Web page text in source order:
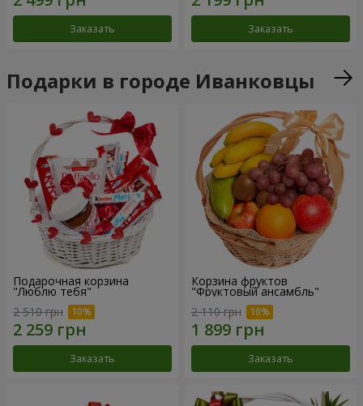
Заказать Заказать
Подарки в городе Иванковцы
Подарочная корзина
"Люблю тебя"
2 510 грн
Заказать
Корзина фруктов
"Фруктовый ансамбль"
2 110 грн
Заказать